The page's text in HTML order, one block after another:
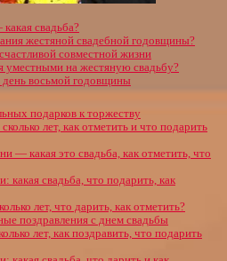
свадьба?
жестяной свадебной годовщины?
совместной жизни
уместными на жестяную свадьбу?
день восьмой годовщины
подарков к торжеству
лет, как отметить и что подарить
— какая это свадьба, как отметить, что
какая свадьба, что подарить, как
лет, что дарить, как отметить?
поздравления с днем свадьбы
лет, как поздравить, что подарить